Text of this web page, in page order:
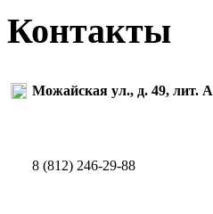
Контакты
Можайская ул., д. 49, лит. А
8 (812) 246-29-88